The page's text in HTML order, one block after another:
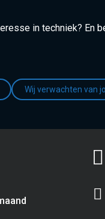
in techniek?
Wij verwachten van